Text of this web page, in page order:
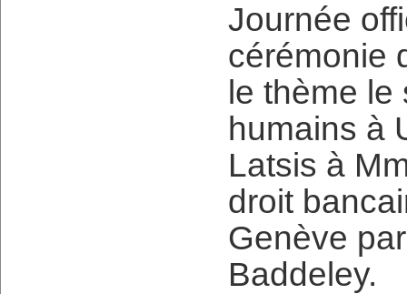
Journée
cérémonie
le thème
humains à
Latsis à
droit
Genève
Baddeley.